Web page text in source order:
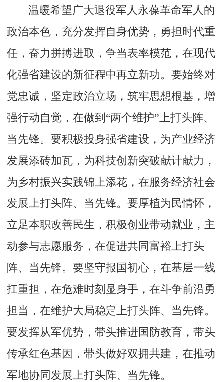
温暖希望广大退役军人永葆革命军人的
政治本色，充分发挥自身优势，勇担时代重
任，奋力拼搏进取，争当表率模范，在现代
化强省建设的新征程中再立新功。要始终对
党忠诚，坚定政治立场，筑牢思想根基，增
强行动自觉，在做到“两个维护”上打头阵、
当先锋。要积极投身强省建设，为产业经济
发展添砖加瓦，为科技创新突破献计献力，
为乡村振兴实践锦上添花，在服务经济社会
发展上打头阵、当先锋。要厚植为民情怀，
立足本职改善民生，积极创业带动就业，主
动参与志愿服务，在促进共同富裕上打头
阵、当先锋。要坚守报国初心，在基层一线
扛重担，在危难时刻显身手，在斗争前沿勇
担当，在维护大局稳定上打头阵、当先锋。
要发挥从军优势，带头推进国防教育，带头
传承红色基因，带头做好双拥共建，在推动
军地协同发展上打头阵、当先锋。